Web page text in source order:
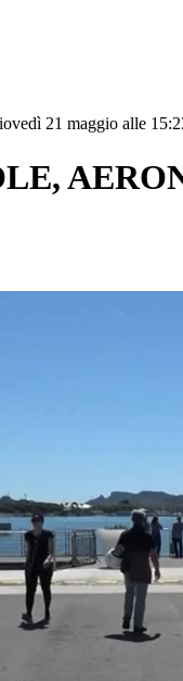
21 maggio alle